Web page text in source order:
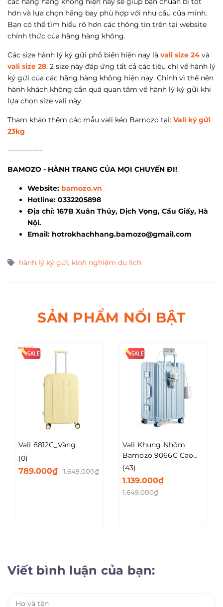
hơn và lựa chọn hãng bay phù hợp với nhu cầu của mình.
Bạn có thể tìm hiểu rõ hơn các thông tin trên tại website
chính thức của hãng hàng không.
Các size hành lý ký gửi phổ biến hiện nay là vali size 24 và
vali size 28. 2 size này đáp ứng tất cả các tiêu chí về hành lý
ký gửi của các hãng hàng không hiện nay. Chính vì thế nên
hành khách không cần quá quan tâm về hành lý ký gửi khi
lựa chọn size vali này.
Tham khảo thêm các mẫu vali kéo Bamozo tại: Vali ký gửi
23kg
--------------
BAMOZO - HÀNH TRANG CỦA MỌI CHUYẾN ĐI!
Website: bamozo.vn
Hotline: 0332205898
Địa chỉ: 167B Xuân Thủy, Dịch Vọng, Cầu Giấy, Hà
Nội.
Email: hotrokhachhang.bamozo@gmail.com
hành lý ký gửi, kinh nghiệm du lịch
SẢN PHẨM NỔI BẬT
Vali 8812C_Vàng
(0)
789.000₫ 1.649.000₫
Vali Khung Nhôm
Bamozo 9066C Cao
Cấp Size 20/24/28
(43)
1.139.000₫
1.649.000₫
Viết bình luận của bạn: